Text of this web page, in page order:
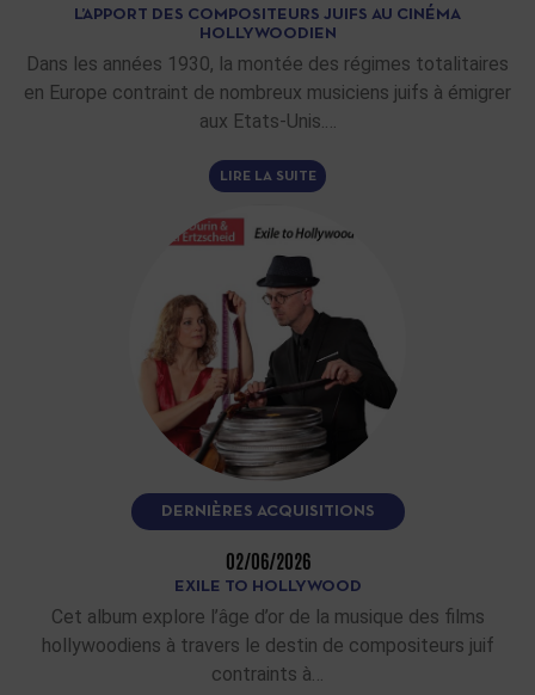
L’APPORT DES COMPOSITEURS JUIFS AU CINÉMA
HOLLYWOODIEN
Dans les années 1930, la montée des régimes totalitaires
en Europe contraint de nombreux musiciens juifs à émigrer
aux Etats-Unis.…
LIRE LA SUITE
DERNIÈRES ACQUISITIONS
02/06/2026
EXILE TO HOLLYWOOD
Cet album explore l’âge d’or de la musique des films
hollywoodiens à travers le destin de compositeurs juif
contraints à…